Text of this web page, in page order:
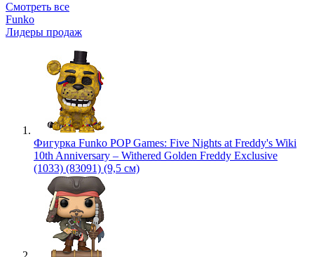
Смотреть все
Funko
Лидеры продаж
Фигурка Funko POP Games: Five Nights at Freddy's Wiki
10th Anniversary – Withered Golden Freddy Exclusive
(1033) (83091) (9,5 см)